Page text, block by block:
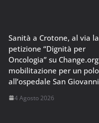
Sanità a Crotone, al via la
petizione “Dignità per
Oncologia” su
mobilitazione per un
all’ospedale San
4 Agosto 2026